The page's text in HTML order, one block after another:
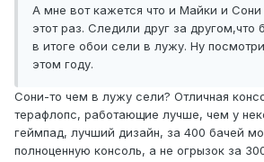
А мне вот кажется что и Майки и
этот раз. Следили друг за другом,что
в итоге обои сели в лужу. Ну
этом году.
Сони-то чем в лужу сели? Отличная
терафлопс, работающие лучше, чем у
геймпад, лучший дизайн, за 400 бачей
полноценную консоль, а не огрызок за